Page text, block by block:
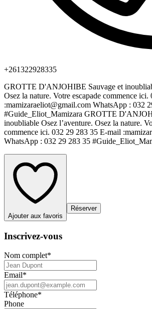
+261322928335
GROTTE D'ANJOHIBE Sauvage et
Osez la nature. Votre escapade commence
:mamizaraeliot@gmail.com WhatsApp : 032
#Guide_Eliot_Mamizara GROTTE
inoubliable Osez l’aventure. Osez la nature.
commence ici. 032 29 283 35 E-mail
WhatsApp : 032 29 283 35
Ajouter aux favoris
Réserver
Inscrivez-vous
Nom complet*
Email*
Téléphone*
Phone